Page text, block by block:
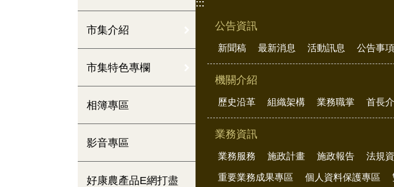
市集介紹
市集特色專欄
相簿專區
影音專區
好康農產品E網打盡
:::
公告資訊
新聞稿 最新消息 活動訊息 公告事項
機關介紹
歷史沿革 組織架構 業務職掌 首長
業務資訊
業務服務 施政計畫 施政報告 法規
重要業務成果專區 個人資料保護專區